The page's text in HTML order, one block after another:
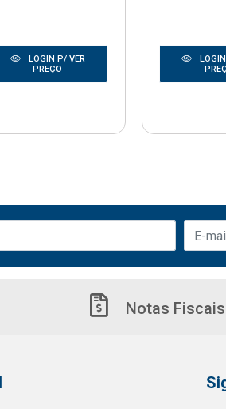
LOGIN P/ VER
PREÇO
Notas Fiscais